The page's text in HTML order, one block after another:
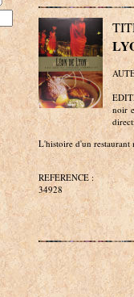
noir
L'histoire d'un restaurant
REFERENCE :
34928